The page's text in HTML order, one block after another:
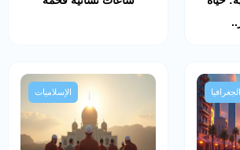
الجغرافيا الإسلاميات